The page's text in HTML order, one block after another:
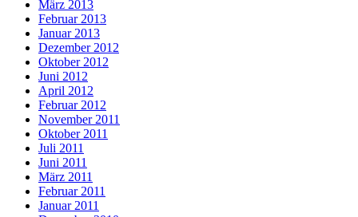
März 2013
Februar 2013
Januar 2013
Dezember 2012
Oktober 2012
Juni 2012
April 2012
Februar 2012
November 2011
Oktober 2011
Juli 2011
Juni 2011
März 2011
Februar 2011
Januar 2011